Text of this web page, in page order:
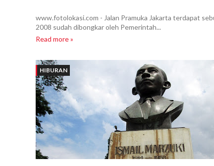
www.fotolokasi.com - Jalan Pramuka Jakarta terdapat
2008 sudah dibongkar oleh Pemerintah...
Read more »
HIBURAN